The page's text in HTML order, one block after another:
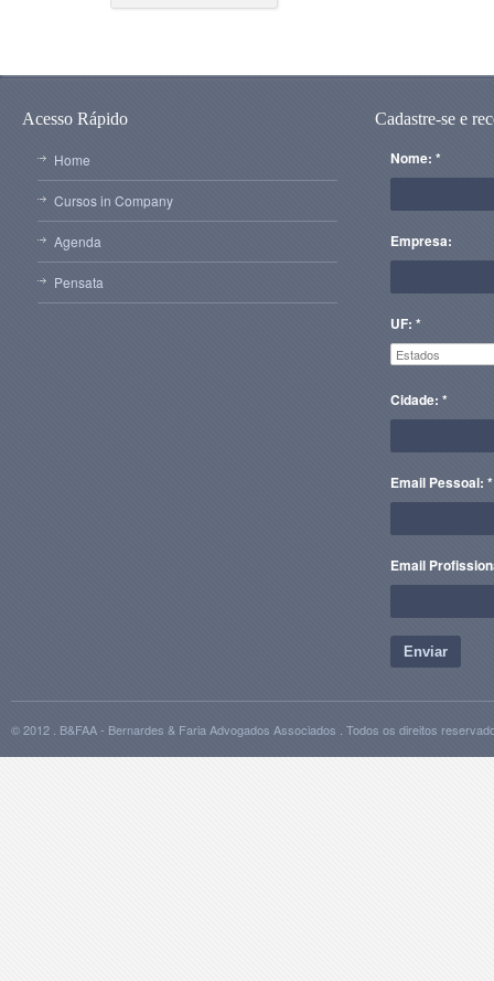
Acesso Rápido
Home
Cursos in Company
Agenda
Pensata
Cadastre-se e
Nome: *
Empresa:
UF: *
Cidade: *
Email Pessoal: *
Email
Enviar
© 2012 . B&FAA - Bernardes & Faria Advogados Associados . Todos os direitos